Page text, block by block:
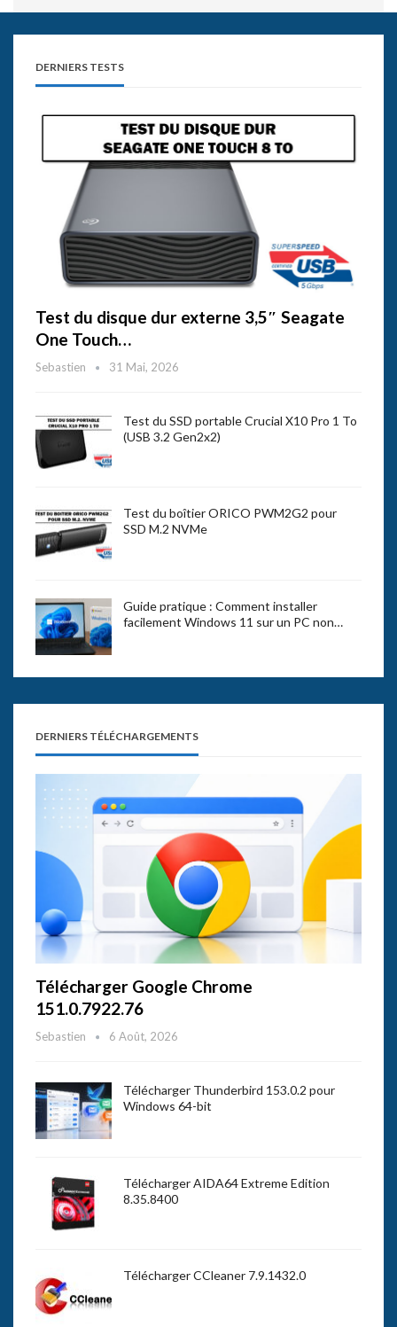
DERNIERS TESTS
Test du disque dur externe 3,5″ Seagate
One Touch…
Sebastien 31 Mai, 2026
Test du SSD portable Crucial X10 Pro 1 To
(USB 3.2 Gen2x2)
Test du boîtier ORICO PWM2G2 pour
SSD M.2 NVMe
Guide pratique : Comment installer
facilement Windows 11 sur un PC non…
DERNIERS TÉLÉCHARGEMENTS
Télécharger Google Chrome
151.0.7922.76
Sebastien 6 Août, 2026
Télécharger Thunderbird 153.0.2 pour
Windows 64-bit
Télécharger AIDA64 Extreme Edition
8.35.8400
Télécharger CCleaner 7.9.1432.0